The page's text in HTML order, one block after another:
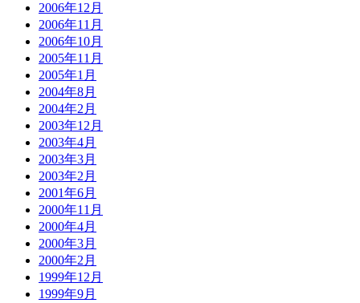
2006年12月
2006年11月
2006年10月
2005年11月
2005年1月
2004年8月
2004年2月
2003年12月
2003年4月
2003年3月
2003年2月
2001年6月
2000年11月
2000年4月
2000年3月
2000年2月
1999年12月
1999年9月